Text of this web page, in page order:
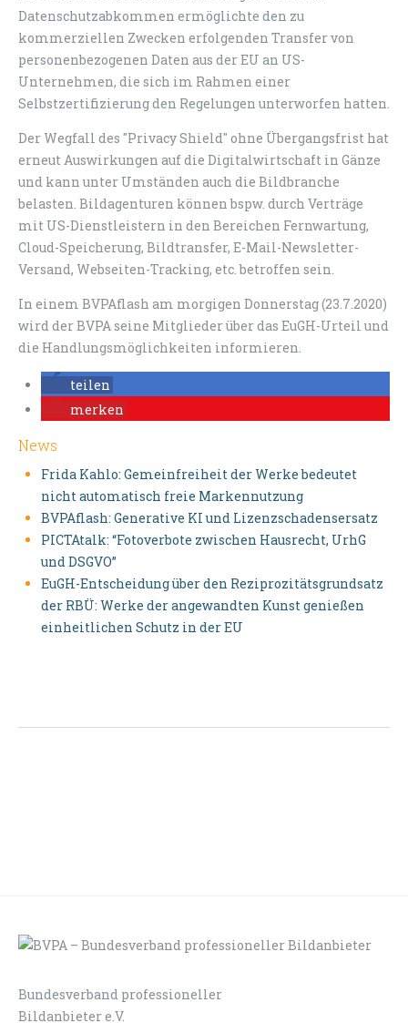
Datenschutzabkommen ermöglichte den zu
kommerziellen Zwecken erfolgenden Transfer von
personenbezogenen Daten aus der EU an US-
Unternehmen, die sich im Rahmen einer
Selbstzertifizierung den Regelungen unterworfen hatten.
Der Wegfall des "Privacy Shield" ohne Übergangsfrist hat
erneut Auswirkungen auf die Digitalwirtschaft in Gänze
und kann unter Umständen auch die Bildbranche
belasten. Bildagenturen können bspw. durch Verträge
mit US-Dienstleistern in den Bereichen Fernwartung,
Cloud-Speicherung, Bildtransfer, E-Mail-Newsletter-
Versand, Webseiten-Tracking, etc. betroffen sein.
In einem BVPAflash am morgigen Donnerstag (23.7.2020)
wird der BVPA seine Mitglieder über das EuGH-Urteil und
die Handlungsmöglichkeiten informieren.
teilen
merken
News
Frida Kahlo: Gemeinfreiheit der Werke bedeutet
nicht automatisch freie Markennutzung
BVPAflash: Generative KI und Lizenzschadensersatz
PICTAtalk: “Fotoverbote zwischen Hausrecht, UrhG
und DSGVO”
EuGH-Entscheidung über den Reziprozitätsgrundsatz
der RBÜ: Werke der angewandten Kunst genießen
einheitlichen Schutz in der EU
Bundesverband professioneller
Bildanbieter e.V.